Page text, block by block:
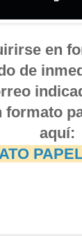
en
de
formato
aquí: